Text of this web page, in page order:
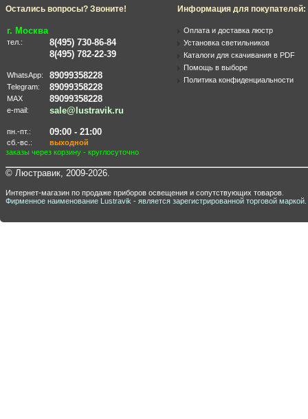
Остались вопросы? Звоните!
г. Москва
тел.:
8(495) 730-86-84
8(495) 782-22-39
WhatsApp: 89099358228
Telegram: 89099358228
MAX 89099358228
e-mail: sale@lustravik.ru
пн.-пт.: 09:00 - 21:00
сб.-вс.:
выходной
заказы через корзину - круглосуточно
Информация для покупателей:
Оплата и доставка люстр
Установка светильников
Каталоги для скачивания в PDF
Помощь в выборе
Политика конфиденциальности
© Люстравик, 2009-2026.
Интернет-магазин по продаже приборов освещения и сопутствующих товаров.
Фирменное наименование Lustravik - является зарегистрированной торговой